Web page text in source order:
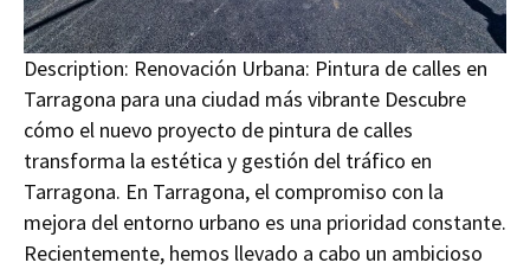
Description: Renovación Urbana: Pintura de calles en
Tarragona para una ciudad más vibrante Descubre
cómo el nuevo proyecto de pintura de calles
transforma la estética y gestión del tráfico en
Tarragona. En Tarragona, el compromiso con la
mejora del entorno urbano es una prioridad constante.
Recientemente, hemos llevado a cabo un ambicioso